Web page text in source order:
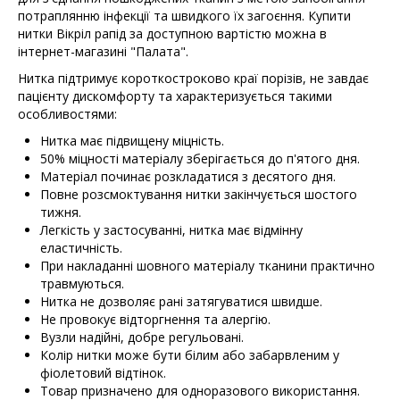
потраплянню інфекції та швидкого їх загоєння. Купити
нитки Вікріл рапід за доступною вартістю можна в
інтернет-магазині "Палата".
Нитка підтримує короткостроково краї порізів, не завдає
пацієнту дискомфорту та характеризується такими
особливостями:
Нитка має підвищену міцність.
50% міцності матеріалу зберігається до п'ятого дня.
Матеріал починає розкладатися з десятого дня.
Повне розсмоктування нитки закінчується шостого
тижня.
Легкість у застосуванні, нитка має відмінну
еластичність.
При накладанні шовного матеріалу тканини практично
травмуються.
Нитка не дозволяє рані затягуватися швидше.
Не провокує відторгнення та алергію.
Вузли надійні, добре регульовані.
Колір нитки може бути білим або забарвленим у
фіолетовий відтінок.
Товар призначено для одноразового використання.